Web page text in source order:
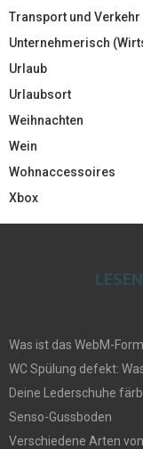
Transport und Verkehr
Unternehmerisch
Urlaub
Urlaubsort
Weihnachten
Wein
Wohnaccessoires
Xbox
Was ist das WebM-
WC Spülung defekt:
Deine Lederschuhe
Senso-Gussboden
Verschiedene Arten